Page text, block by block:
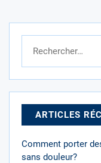
ARTICLES
Comment porter
sans douleur?